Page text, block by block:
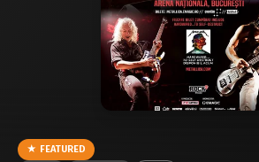
Caută în site...
★ FEATURED